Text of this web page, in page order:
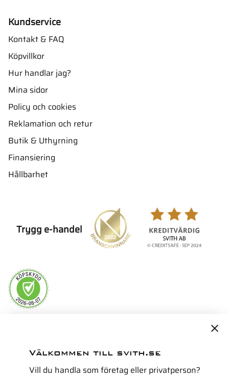
Kundservice
Kontakt & FAQ
Köpvillkor
Hur handlar jag?
Mina sidor
Policy och cookies
Reklamation och retur
Butik & Uthyrning
Finansiering
Hållbarhet
Trygg e-handel
Välkommen till svith.se
Vill du handla som företag eller privatperson?